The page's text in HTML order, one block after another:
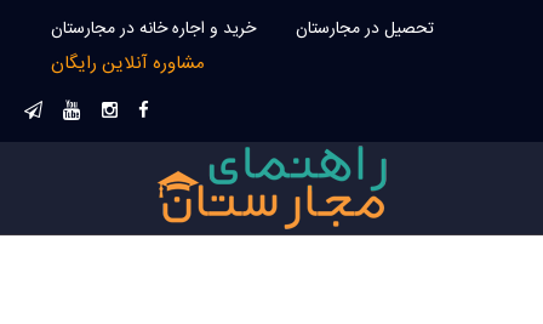
تحصیل در مجارستان خرید و اجاره خانه در مجارستان
مشاوره آنلاین رایگان